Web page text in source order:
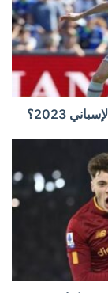
2023؟